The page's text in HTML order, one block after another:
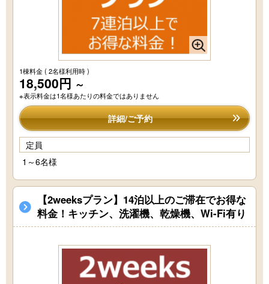
1棟料金( 2名様利用時 )
18,500円 ～
※表示料金は1名様あたりの料金ではありません
詳細/ご予約
定員
1～6名様
【2weeksプラン】14泊以上のご滞在でお得な
料金！キッチン、洗濯機、乾燥機、Wi-Fi有り